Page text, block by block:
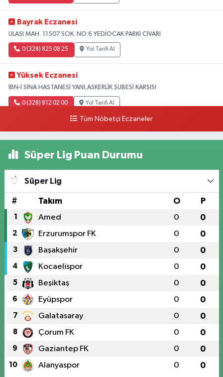
Bayrak Eczanesi
ULAŞI MAH. 11507 SOK. NO:6 YEDİOCAK PARKI CİVARI
0 (328) 825 08 25 Yol Tarifi Al
Yüksek Eczanesi
İBN-İ SİNA HASTANESİ YANI,ASKERLİK ŞUBESİ KARŞISI
0 (328) 812 02 00 Yol Tarifi Al
Tüm Nöbetçi Eczaneler
Süper Lig Puan Durumu
Süper Lig
# Takım O P
1 Amed 0 0
2 Erzurumspor FK 0 0
3 Başakşehir 0 0
4 Kocaelispor 0 0
5 Beşiktaş 0 0
6 Eyüpspor 0 0
7 Galatasaray 0 0
8 Çorum FK 0 0
9 Gaziantep FK 0 0
10 Alanyaspor 0 0